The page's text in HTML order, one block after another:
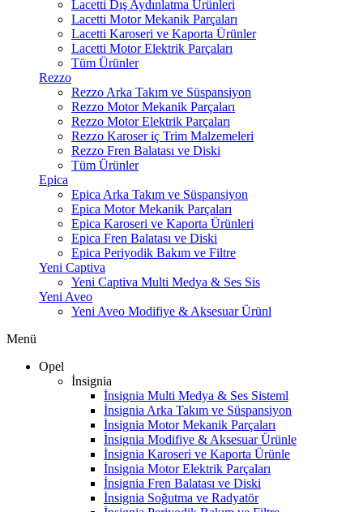
Lacetti Dış Aydınlatma Ürünleri
Lacetti Motor Mekanik Parçaları
Lacetti Karoseri ve Kaporta Ürünler
Lacetti Motor Elektrik Parçaları
Tüm Ürünler
Rezzo
Rezzo Arka Takım ve Süspansiyon
Rezzo Motor Mekanik Parçaları
Rezzo Motor Elektrik Parçaları
Rezzo Karoser iç Trim Malzemeleri
Rezzo Fren Balatası ve Diski
Tüm Ürünler
Epica
Epica Arka Takım ve Süspansiyon
Epica Motor Mekanik Parçaları
Epica Karoseri ve Kaporta Ürünleri
Epica Fren Balatası ve Diski
Epica Periyodik Bakım ve Filtre
Yeni Captiva
Yeni Captiva Multi Medya & Ses Sis
Yeni Aveo
Yeni Aveo Modifiye & Aksesuar Ürünl
Menü
Opel
İnsignia
İnsignia Multi Medya & Ses Sisteml
İnsignia Arka Takım ve Süspansiyon
İnsignia Motor Mekanik Parçaları
İnsignia Modifiye & Aksesuar Ürünle
İnsignia Karoseri ve Kaporta Ürünle
İnsignia Motor Elektrik Parçaları
İnsignia Fren Balatası ve Diski
İnsignia Soğutma ve Radyatör